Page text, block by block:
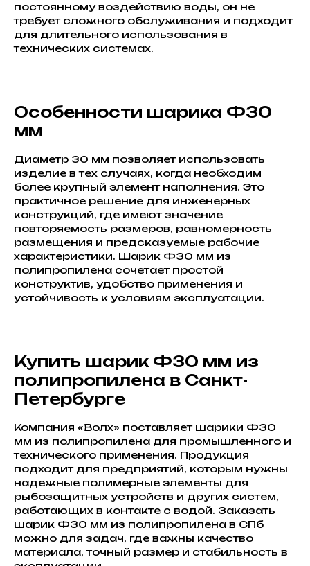
постоянному воздействию воды, он не
требует сложного обслуживания и подходит
для длительного использования в
технических системах.
Особенности шарика Ф30
мм
Диаметр 30 мм позволяет использовать
изделие в тех случаях, когда необходим
более крупный элемент наполнения. Это
практичное решение для инженерных
конструкций, где имеют значение
повторяемость размеров, равномерность
размещения и предсказуемые рабочие
характеристики. Шарик Ф30 мм из
полипропилена сочетает простой
конструктив, удобство применения и
устойчивость к условиям эксплуатации.
Купить шарик Ф30 мм из
полипропилена в Санкт-
Петербурге
Компания «Волх» поставляет шарики Ф30
мм из полипропилена для промышленного и
технического применения. Продукция
подходит для предприятий, которым нужны
надежные полимерные элементы для
рыбозащитных устройств и других систем,
работающих в контакте с водой. Заказать
шарик Ф30 мм из полипропилена в СПб
можно для задач, где важны качество
материала, точный размер и стабильность в